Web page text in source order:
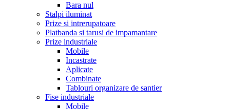
Bara nul
Stalpi iluminat
Prize si intrerupatoare
Platbanda si tarusi de impamantare
Prize industriale
Mobile
Incastrate
Aplicate
Combinate
Tablouri organizare de santier
Fise industriale
Mobile